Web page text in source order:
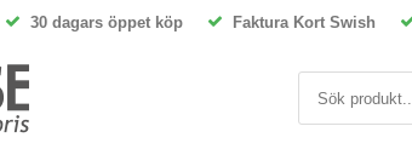
30 dagars öppet köp Faktura Kort Swish